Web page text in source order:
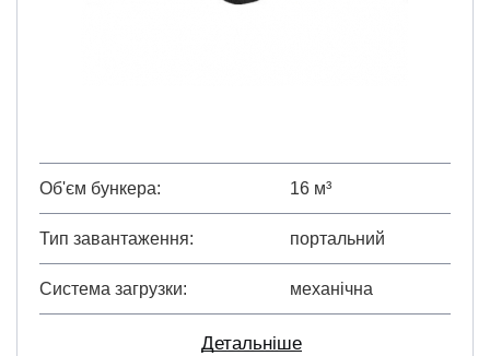
Об'єм бункера 16 м³
Тип завантаження портальний
Система загрузки механічна
Детальніше